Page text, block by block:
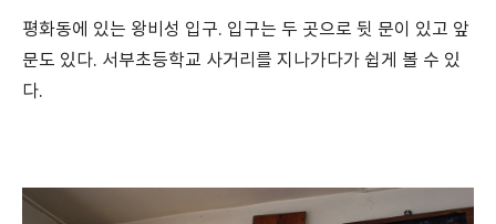
평화동에 있는 왕비성 입구. 입구는 두 곳으로 뒷 문이 있고 앞
문도 있다. 서부초등학교 사거리를 지나가다가 쉽게 볼 수 있
다.